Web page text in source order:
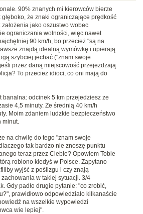
90% znanych mi kierowców bierze
że znaki ograniczające prędkość
jako oszustwo wobec
ograniczania wolności, więc nawet
90 km/h, bo przecież "są na
znajdą idealną wymówkę i upierają
szybciej jechać ("znam swoje
przez daną miejscowość przejeżdżają
To przecież idioci, co oni mają do
banalna: odcinek 5 km przejedziesz ze
4,5 minuty. Ze średnią 40 km/h
Moim zdaniem ludzkie bezpieczeństwo
minut.
na chwilę do tego "znam swoje
tak bardzo nie znoszę punktu
teraz przez Ciebie? Opowiem Tobie
robiono kiedyś w Polsce. Zapytano
wyjść z poślizgu i czy znają
w takiej sytuacji. 3/4
Gdy padło drugie pytanie: "co zrobić,
prawidłowo odpowiedziało kilkanaście
na wszelkie wypowiedzi
wie lepiej".